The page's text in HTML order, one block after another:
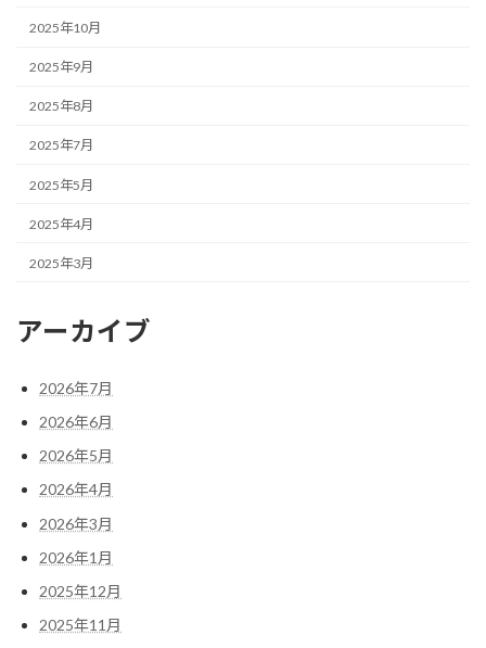
2025年10月
2025年9月
2025年8月
2025年7月
2025年5月
2025年4月
2025年3月
アーカイブ
2026年7月
2026年6月
2026年5月
2026年4月
2026年3月
2026年1月
2025年12月
2025年11月